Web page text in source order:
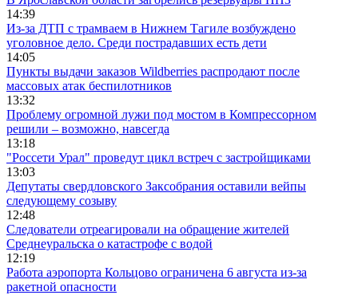
14:39
Из-за ДТП с трамваем в Нижнем Тагиле возбуждено
уголовное дело. Среди пострадавших есть дети
14:05
Пункты выдачи заказов Wildberries распродают после
массовых атак беспилотников
13:32
Проблему огромной лужи под мостом в Компрессорном
решили – возможно, навсегда
13:18
"Россети Урал" проведут цикл встреч с застройщиками
13:03
Депутаты свердловского Заксобрания оставили вейпы
следующему созыву
12:48
Следователи отреагировали на обращение жителей
Среднеуральска о катастрофе с водой
12:19
Работа аэропорта Кольцово ограничена 6 августа из-за
ракетной опасности